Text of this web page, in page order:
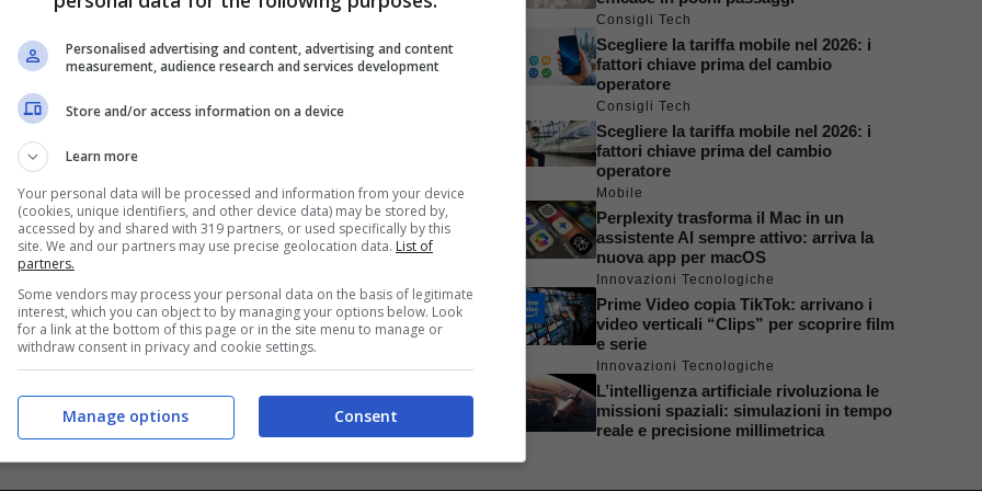
Gennaio 26, 2007 Consigli Tech
Scegliere la tariffa mobile nel 2026: i
fattori chiave prima del cambio
operatore
Consigli Tech
Scegliere la tariffa mobile nel 2026: i
fattori chiave prima del cambio
operatore
Mobile
Perplexity trasforma il Mac in un
assistente AI sempre attivo: arriva la
nuova app per macOS
Innovazioni Tecnologiche
Prime Video copia TikTok: arrivano i
video verticali “Clips” per scoprire film
e serie
Innovazioni Tecnologiche
L’intelligenza artificiale rivoluziona le
missioni spaziali: simulazioni in tempo
reale e precisione millimetrica
Personalised advertising and content, advertising and content
measurement, audience research and services development
Store and/or access information on a device
Learn more
Your personal data will be processed and information from your device
(cookies, unique identifiers, and other device data) may be stored by,
accessed by and shared with 319 partners, or used specifically by this
site. We and our partners may use precise geolocation data. List of
partners.
Some vendors may process your personal data on the basis of legitimate
interest, which you can object to by managing your options below. Look
for a link at the bottom of this page or in the site menu to manage or
withdraw consent in privacy and cookie settings.
Consent
Manage options